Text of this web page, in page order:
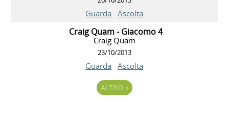
Guarda Ascolta
Craig Quam - Giacomo 4
Craig Quam
23/10/2013
Guarda Ascolta
ALTRO »